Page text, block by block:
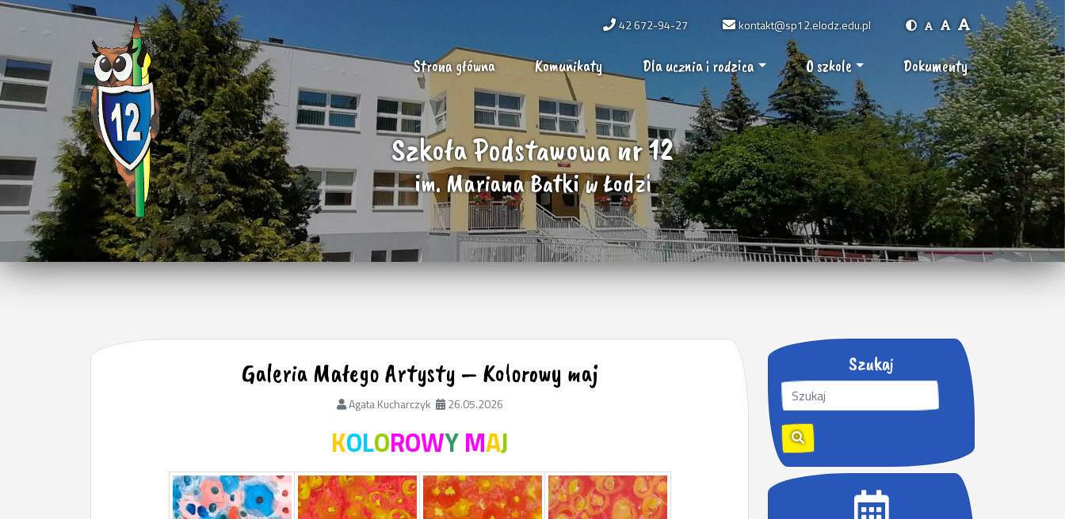
42 672-94-27 kontakt@sp12.elodz.edu.pl
Strona główna Komunikaty Dla ucznia i rodzica O szkole Dokumenty
Szkoła Podstawowa nr 12
im. Mariana Batki w Łodzi
Galeria Małego Artysty – Kolorowy maj
Agata Kucharczyk 26.05.2026
KOLOROWYMAJ
Szukaj
S
z
u
k
a